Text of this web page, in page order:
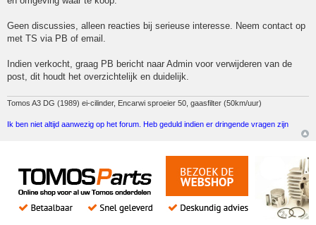
Geen discussies, alleen reacties bij serieuse interesse. Neem contact op
met TS via PB of email.
Indien verkocht, graag PB bericht naar Admin voor verwijderen van de
post, dit houdt het overzichtelijk en duidelijk.
Tomos A3 DG (1989) ei-cilinder, Encarwi sproeier 50, gaasfilter (50km/uur)
Ik ben niet altijd aanwezig op het forum. Heb geduld indien er dringende vragen zijn